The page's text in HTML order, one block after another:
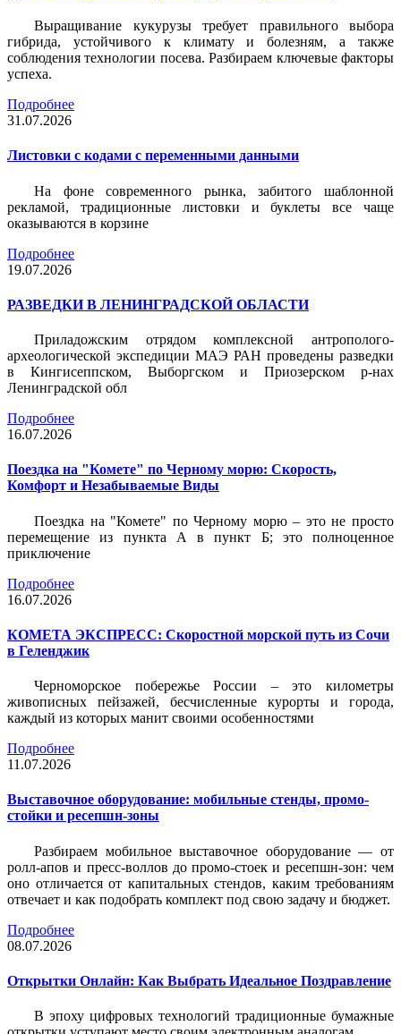
Выращивание кукурузы требует правильного выбора
гибрида, устойчивого к климату и болезням, а также
соблюдения технологии посева. Разбираем ключевые факторы
успеха.
Подробнее
31.07.2026
Листовки c кодами с переменными данными
На фоне современного рынка, забитого шаблонной
рекламой, традиционные листовки и буклеты все чаще
оказываются в корзине
Подробнее
19.07.2026
РАЗВЕДКИ В ЛЕНИНГРАДСКОЙ ОБЛАСТИ
Приладожским отрядом комплексной антрополого-
археологической экспедиции МАЭ РАН проведены разведки
в Кингисеппском, Выборгском и Приозерском р-нах
Ленинградской обл
Подробнее
16.07.2026
Поездка на "Комете" по Черному морю: Скорость,
Комфорт и Незабываемые Виды
Поездка на "Комете" по Черному морю – это не просто
перемещение из пункта А в пункт Б; это полноценное
приключение
Подробнее
16.07.2026
КОМЕТА ЭКСПРЕСС: Скоростной морской путь из Сочи
в Геленджик
Черноморское побережье России – это километры
живописных пейзажей, бесчисленные курорты и города,
каждый из которых манит своими особенностями
Подробнее
11.07.2026
Выставочное оборудование: мобильные стенды, промо-
стойки и ресепшн-зоны
Разбираем мобильное выставочное оборудование — от
ролл-апов и пресс-воллов до промо-стоек и ресепшн-зон: чем
оно отличается от капитальных стендов, каким требованиям
отвечает и как подобрать комплект под свою задачу и бюджет.
Подробнее
08.07.2026
Открытки Онлайн: Как Выбрать Идеальное Поздравление
В эпоху цифровых технологий традиционные бумажные